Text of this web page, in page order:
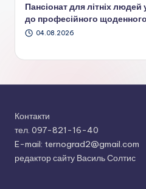
Пансіонат для літніх
до професійного
04.08.2026
Контакти
тел. 097-821-16-40
E-mail: ternograd2@gmail.com
редактор сайту Василь Солтис